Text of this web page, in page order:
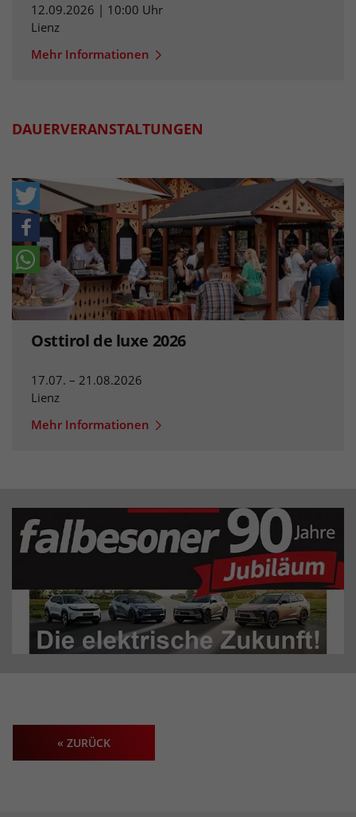
12.09.2026 | 10:00 Uhr
Lienz
Mehr Informationen
DAUERVERANSTALTUNGEN
Osttirol de luxe 2026
17.07. – 21.08.2026
Lienz
Mehr Informationen
« ZURÜCK